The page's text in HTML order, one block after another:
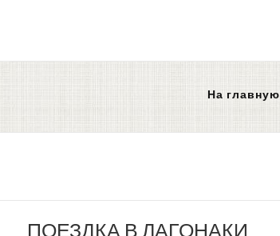
На главную
ПОЕЗДКА В ЛАГОНАКИ